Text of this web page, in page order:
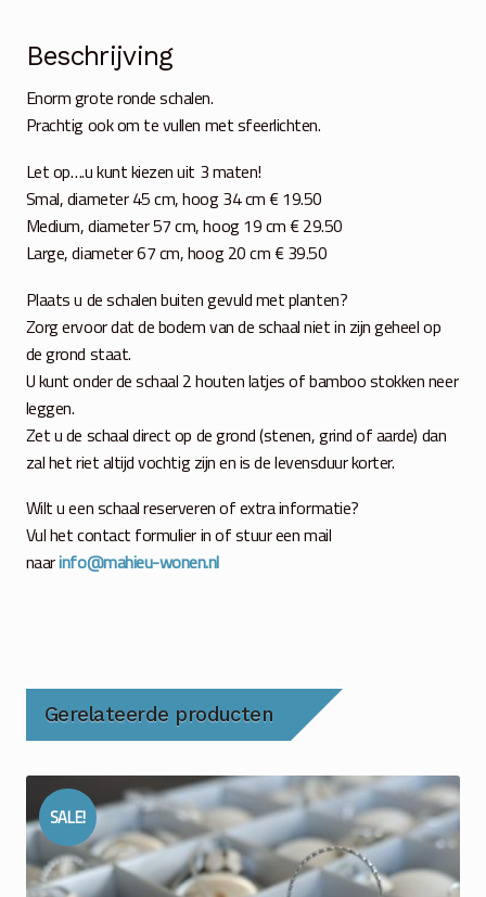
Beschrijving
Enorm grote ronde schalen.
Prachtig ook om te vullen met sfeerlichten.
Let op….u kunt kiezen uit 3 maten!
Smal, diameter 45 cm, hoog 34 cm € 19.50
Medium, diameter 57 cm, hoog 19 cm € 29.50
Large, diameter 67 cm, hoog 20 cm € 39.50
Plaats u de schalen buiten gevuld met planten?
Zorg ervoor dat de bodem van de schaal niet in zijn geheel op
de grond staat.
U kunt onder de schaal 2 houten latjes of bamboo stokken neer
leggen.
Zet u de schaal direct op de grond (stenen, grind of aarde) dan
zal het riet altijd vochtig zijn en is de levensduur korter.
Wilt u een schaal reserveren of extra informatie?
Vul het contact formulier in of stuur een mail
naarinfo@mahieu-wonen.nl
Gerelateerde producten
SALE!